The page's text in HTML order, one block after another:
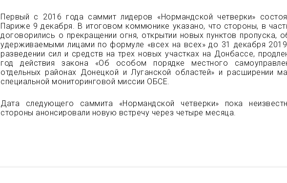
Первый с 2016 года саммит лидеров «Нормандской четверки»
Париже 9 декабря. В итоговом коммюнике указано, что стороны, в
договорились о прекращении огня, открытии новых пунктов пропуска,
удерживаемыми лицами по формуле «всех на всех» до 31 декабря 2019
разведении сил и средств на трех новых участках на Донбассе,
год действия закона «Об особом порядке местного
отдельных районах Донецкой и Луганской областей» и расширении
специальной мониторинговой миссии ОБСЕ.
Дата следующего саммита «Нормандской четверки» пока
стороны анонсировали новую встречу через четыре месяца.